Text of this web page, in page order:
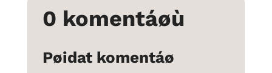
0 komentáøù
Pøidat komentáø